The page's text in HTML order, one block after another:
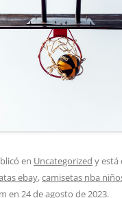
en Uncategorized y está
ebay,camisetas nba
en 24 de agosto de 2023.